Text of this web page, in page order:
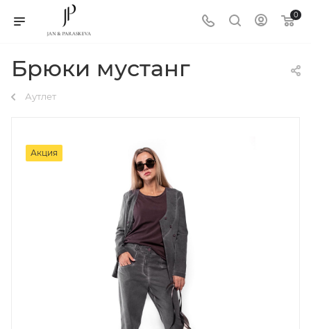
0
Брюки мустанг
Аутлет
Акция